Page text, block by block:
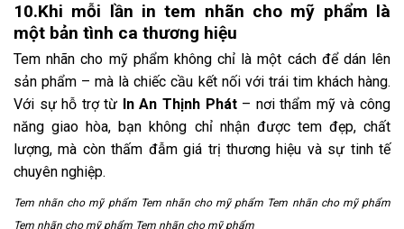
10.Khi mỗi lần in tem nhãn cho mỹ phẩm là
một bản tình ca thương hiệu
Tem nhãn cho mỹ phẩm không chỉ là một cách để dán lên
sản phẩm – mà là chiếc cầu kết nối với trái tim khách hàng.
Với sự hỗ trợ từ In An Thịnh Phát– nơi thẩm mỹ và công
năng giao hòa, bạn không chỉ nhận được tem đẹp, chất
lượng, mà còn thấm đẫm giá trị thương hiệu và sự tinh tế
chuyên nghiệp.
Tem nhãn cho mỹ phẩm Tem nhãn cho mỹ phẩm Tem nhãn cho mỹ phẩm
Tem nhãn cho mỹ phẩm Tem nhãn cho mỹ phẩm